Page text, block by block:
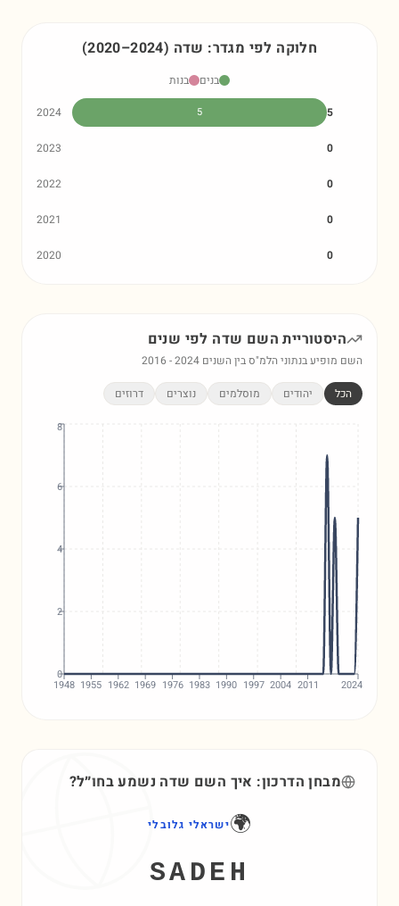
חלוקה לפי מגדר: שדה (2020–2024)
בנים
בנות
2024
5 5
2023 0
2022 0
2021 0
2020 0
היסטוריית השם שדה לפי שנים
השם מופיע בנתוני הלמ"ס בין השנים 2016 -2024
הכל יהודים מוסלמים נוצרים דרוזים
1948 1955 1962 1969 1976 1983 1990 1997 2004 2011 2024
0
2
4
6
8
מבחן הדרכון: איך השם שדה נשמע בחו״ל?
🌍ישראלי גלובלי
SADEH